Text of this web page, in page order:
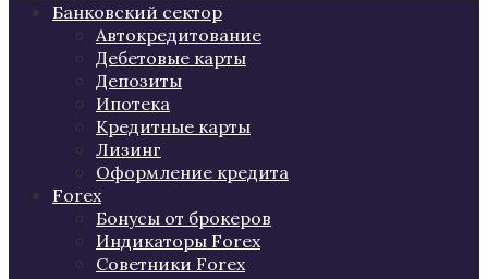
Банковский сектор
Автокредитование
Дебетовые карты
Депозиты
Ипотека
Кредитные карты
Лизинг
Оформление кредита
Forex
Бонусы от брокеров
Индикаторы Forex
Советники Forex